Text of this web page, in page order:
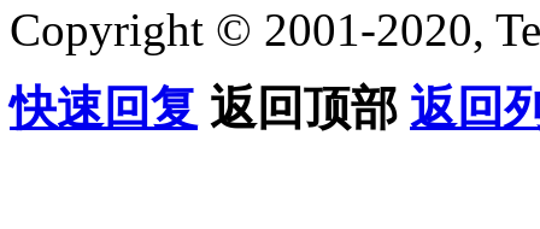
Copyright © 2001-2020,
快速回复 返回顶部 返回